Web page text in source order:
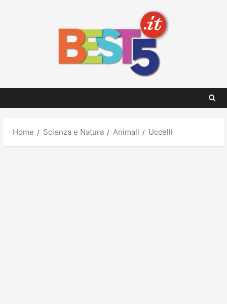
Home Scienza e Natura Animali Uccelli